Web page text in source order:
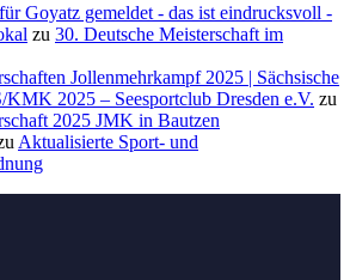
Goyatz gemeldet - das ist eindrucksvoll -
zu 30. Deutsche Meisterschaft im
Jollenmehrkampf 2025 | Sächsische
KMK 2025 – Seesportclub Dresden e.V. zu
2025 JMK in Bautzen
Aktualisierte Sport- und